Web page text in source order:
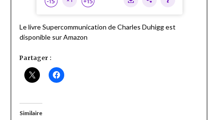
Le livre Supercommunication de Charles Duhigg est
disponible sur Amazon
Partager :
Similaire